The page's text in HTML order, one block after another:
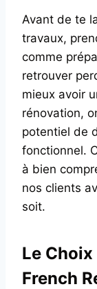
Avant de te
travaux,
comme
retrouver
mieux avoir
rénovation,
potentiel de
fonctionnel.
à bien
nos clients
soit.
Le
French